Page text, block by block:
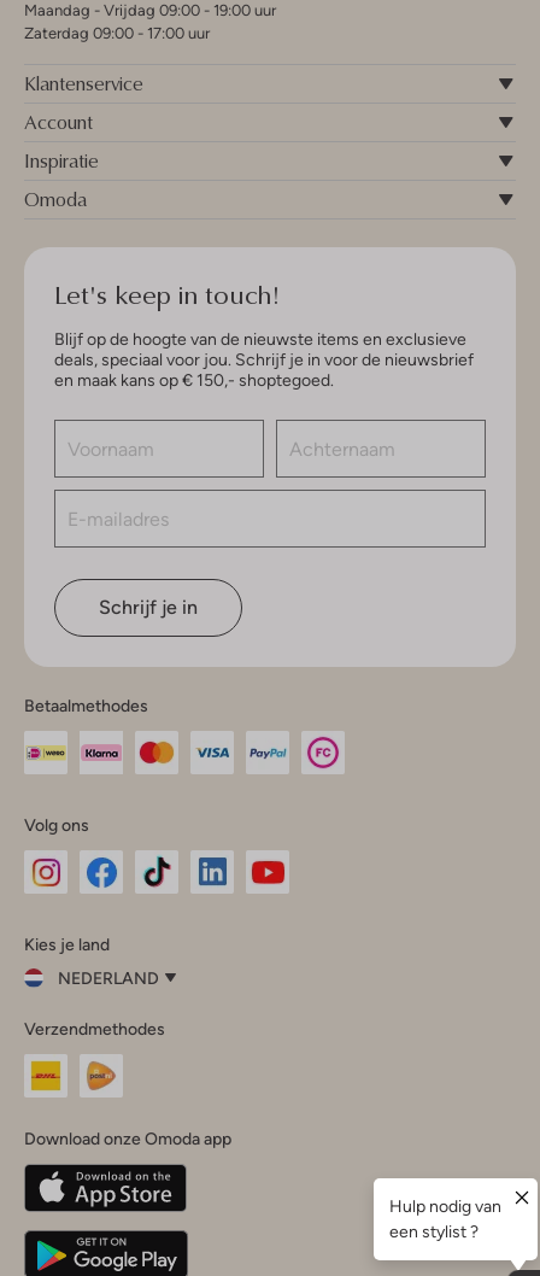
Maandag - Vrijdag 09:00 - 19:00 uur
Zaterdag 09:00 - 17:00 uur
Klantenservice
Account
Inspiratie
Omoda
Let's keep in touch!
Blijf op de hoogte van de nieuwste items en exclusieve
deals, speciaal voor jou. Schrijf je in voor de nieuwsbrief
en maak kans op € 150,- shoptegoed.
Schrijf je in
Betaalmethodes
Volg ons
InstagramFacebook
Kies je land
NEDERLAND
je
land
Nederland
Belgique(Français)
Deutschland
Verzendmethodes
Download onze Omoda app